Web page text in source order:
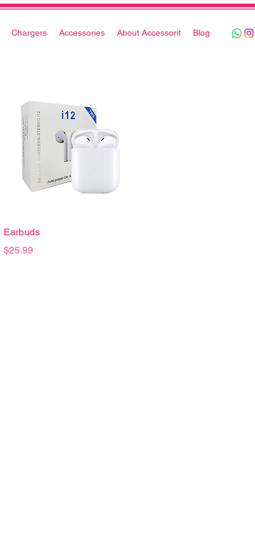
Chargers Accessories About Accessorit Blog
Earbuds
Precio
$25.99